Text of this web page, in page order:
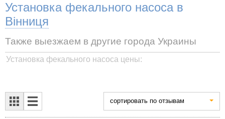
Установка фекального насоса в
Вінниця
Также выезжаем в другие города Украины
Установка фекального насоса цены:
cортировать по отзывам